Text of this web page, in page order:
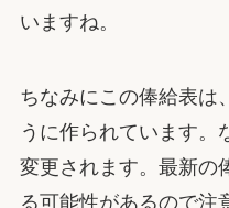
いますね。
ちなみにこの俸給表は
うに作られています。
変更されます。最新の
る可能性があるので注